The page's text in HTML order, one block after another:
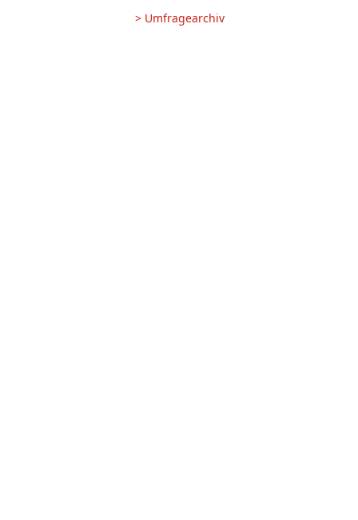
> Umfragearchiv